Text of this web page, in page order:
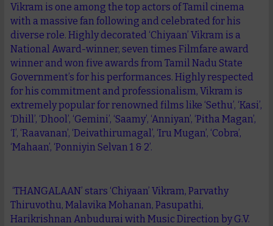
Vikram is one among the top actors of Tamil cinema
with a massive fan following and celebrated for his
diverse role. Highly decorated ‘Chiyaan’ Vikram is a
National Award-winner, seven times Filmfare award
winner and won five awards from Tamil Nadu State
Government’s for his performances. Highly respected
for his commitment and professionalism, Vikram is
extremely popular for renowned films like ‘Sethu’, ‘Kasi’,
‘Dhill’, ‘Dhool’, ‘Gemini’, ‘Saamy’, ‘Anniyan’, ‘Pitha Magan’,
‘I’, ‘Raavanan’, ‘Deivathirumagal’, ‘Iru Mugan’, ‘Cobra’,
‘Mahaan’, ‘Ponniyin Selvan 1 & 2’.
‘THANGALAAN’ stars ‘Chiyaan’ Vikram, Parvathy
Thiruvothu, Malavika Mohanan, Pasupathi,
Harikrishnan Anbudurai with Music Direction by G.V.